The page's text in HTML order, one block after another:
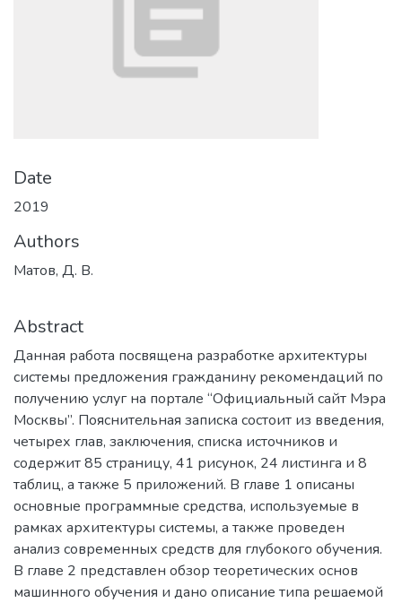
Date
2019
Authors
Матов, Д. В.
Abstract
Данная работа посвящена разработке архитектуры
системы предложения гражданину рекомендаций по
получению услуг на портале “Официальный сайт Мэра
Москвы”. Пояснительная записка состоит из введения,
четырех глав, заключения, списка источников и
содержит 85 страницу, 41 рисунок, 24 листинга и 8
таблиц, а также 5 приложений. В главе 1 описаны
основные программные средства, используемые в
рамках архитектуры системы, а также проведен
анализ современных средств для глубокого обучения.
В главе 2 представлен обзор теоретических основ
машинного обучения и дано описание типа решаемой